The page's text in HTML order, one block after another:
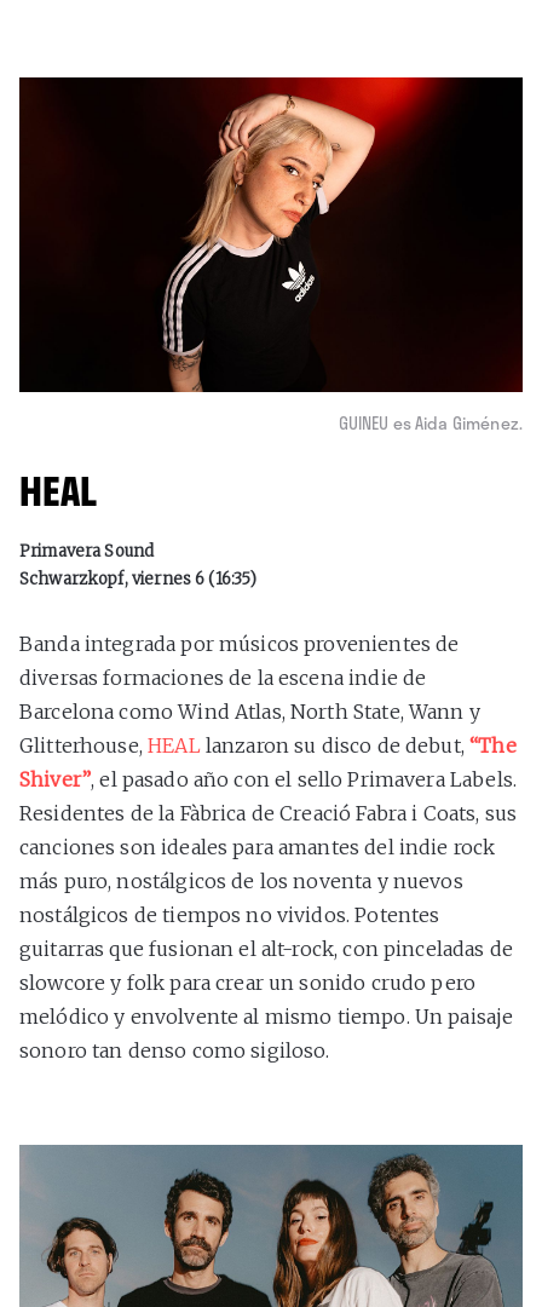
GUINEU es Aida Giménez.
HEAL
Primavera Sound
Schwarzkopf, viernes 6 (16:35)
Banda integrada por músicos provenientes de
diversas formaciones de la escena indie de
Barcelona como Wind Atlas, North State, Wann y
Glitterhouse,HEALlanzaron su disco de debut,“The
Shiver”, el pasado año con el sello Primavera Labels.
Residentes de la Fàbrica de Creació Fabra i Coats, sus
canciones son ideales para amantes del indie rock
más puro, nostálgicos de los noventa y nuevos
nostálgicos de tiempos no vividos. Potentes
guitarras que fusionan el alt-rock, con pinceladas de
slowcore y folk para crear un sonido crudo pero
melódico y envolvente al mismo tiempo. Un paisaje
sonoro tan denso como sigiloso.